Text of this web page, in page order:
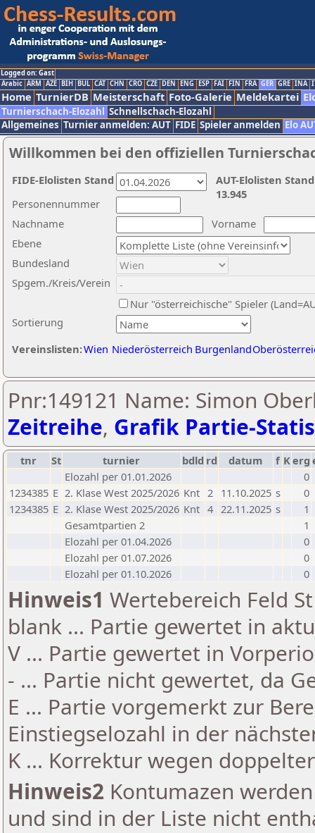
Logged on: Gast
Arabic ARM AZE BIH BUL CAT CHN CRO CZE DEN ENG ESP FAI FIN FRA GER GRE INA
Home TurnierDB Meisterschaft Foto-Galerie Meldekartei
Turnierschach-Elozahl Schnellschach-Elozahl
Allgemeines Turnier anmelden: AUT FIDE Spieler anmelden Elo
Willkommen bei den offiziellen
Nachname
Vorname
Ebene
Sortierung
Personennummer
Bundesland
Spgem./Kreis/Verein
Nur "österreichische" Spieler
Vereinslisten:Wien Niederösterreich Burgenland
AUT-Elolisten
13.945
FIDE-Elolisten Stand
Pnr:149121 Name: Simon
Zeitreihe, Grafik Partie-
tnr St turnier bdld rd datum f Kerg
Elozahl per 01.01.2026
0
1234385 E 2. Klase West 2025/2026 Knt 2 11.10.2025 s
0
1234385 E 2. Klase West 2025/2026 Knt 4 22.11.2025 s
1
Gesamtpartien 2
1
Elozahl per 01.04.2026
0
Elozahl per 01.07.2026
0
Elozahl per 01.10.2026
0
Hinweis1 Wertebereich Feld
blank ... Partie gewertet in
V ... Partie gewertet in
- ... Partie nicht gewertet, da
E ... Partie vorgemerkt zur
Einstiegselozahl in der
K ... Korrektur wegen
Hinweis2 Kontumazen
und sind in der Liste nicht